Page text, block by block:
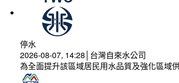
停水
2026-08-07, 14:28│台灣自來水公司
為全面提升該區域居民用水品質及強化區域